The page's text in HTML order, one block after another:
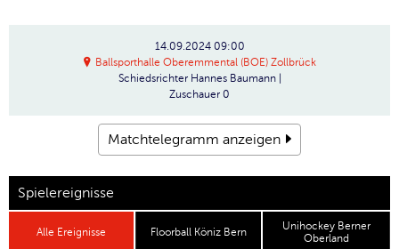
14.09.2024 09:00
Ballsporthalle Oberemmental (BOE) Zollbrück
Schiedsrichter Hannes Baumann |
Zuschauer 0
Matchtelegramm anzeigen
Spielereignisse
Alle Ereignisse Floorball Köniz Bern
Unihockey Berner
Oberland